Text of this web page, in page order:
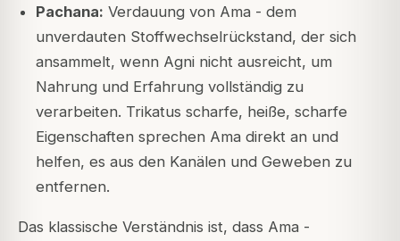
Pachana: Verdauung von Ama - dem
unverdauten Stoffwechselrückstand, der sich
ansammelt, wenn Agni nicht ausreicht, um
Nahrung und Erfahrung vollständig zu
verarbeiten. Trikatus scharfe, heiße, scharfe
Eigenschaften sprechen Ama direkt an und
helfen, es aus den Kanälen und Geweben zu
entfernen.
Das klassische Verständnis ist, dass Ama -